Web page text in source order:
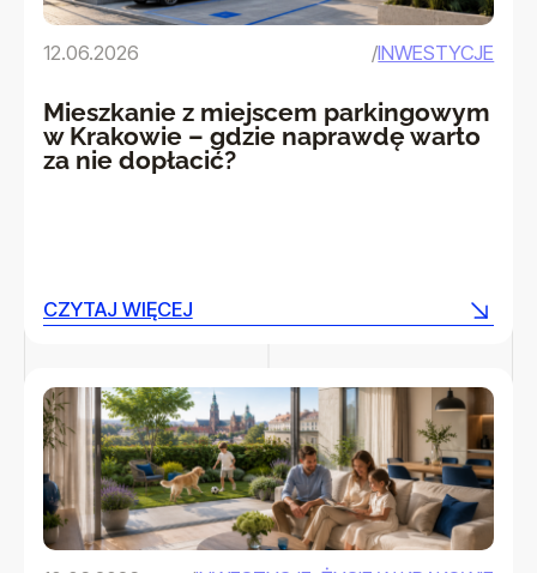
12.06.2026 /INWESTYCJE
Mieszkanie z miejscem parkingowym
w Krakowie – gdzie naprawdę warto
za nie dopłacić?
CZYTAJ WIĘCEJ
CZYTAJ WIĘCEJ